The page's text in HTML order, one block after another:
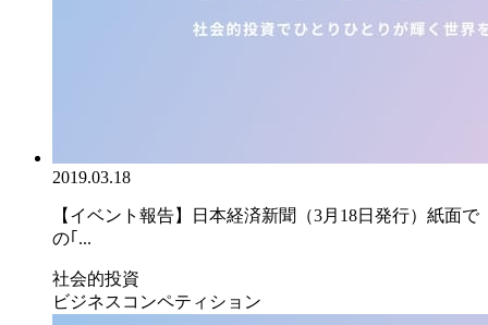
2019.03.18
【イベント報告】日本経済新聞（3月18日発行）紙面で
の｢...
社会的投資
ビジネスコンペティション